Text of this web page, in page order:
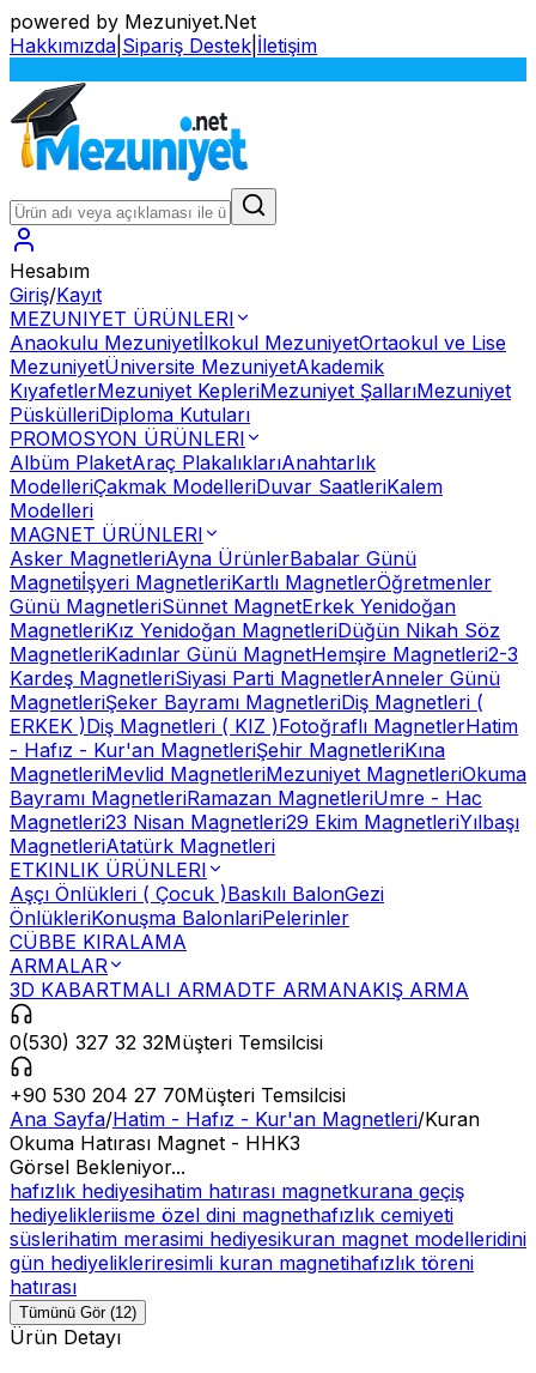
powered by Mezuniyet.Net
Hakkımızda Sipariş Destek İletişim
Hesabım
Giriş/Kayıt
MEZUNIYET ÜRÜNLERI
Anaokulu Mezuniyetİlkokul MezuniyetOrtaokul ve Lise
MezuniyetÜniversite MezuniyetAkademik
KıyafetlerMezuniyet KepleriMezuniyet ŞallarıMezuniyet
PüskülleriDiploma Kutuları
PROMOSYON ÜRÜNLERI
Albüm PlaketAraç PlakalıklarıAnahtarlık
ModelleriÇakmak ModelleriDuvar SaatleriKalem
Modelleri
MAGNET ÜRÜNLERI
Asker MagnetleriAyna ÜrünlerBabalar Günü
Magnetiİşyeri MagnetleriKartlı MagnetlerÖğretmenler
Günü MagnetleriSünnet MagnetErkek Yenidoğan
MagnetleriKız Yenidoğan MagnetleriDüğün Nikah Söz
MagnetleriKadınlar Günü MagnetHemşire Magnetleri2-3
Kardeş MagnetleriSiyasi Parti MagnetlerAnneler Günü
MagnetleriŞeker Bayramı MagnetleriDiş Magnetleri (
ERKEK )Diş Magnetleri ( KIZ )Fotoğraflı MagnetlerHatim
- Hafız - Kur'an MagnetleriŞehir MagnetleriKına
MagnetleriMevlid MagnetleriMezuniyet MagnetleriOkuma
Bayramı MagnetleriRamazan MagnetleriUmre - Hac
Magnetleri23 Nisan Magnetleri29 Ekim MagnetleriYılbaşı
MagnetleriAtatürk Magnetleri
ETKINLIK ÜRÜNLERI
Aşçı Önlükleri ( Çocuk )Baskılı BalonGezi
ÖnlükleriKonuşma BalonlariPelerinler
CÜBBE KIRALAMA
ARMALAR
3D KABARTMALI ARMADTF ARMANAKIŞ ARMA
0(530) 327 32 32Müşteri Temsilcisi
+90 530 204 27 70Müşteri Temsilcisi
Ana Sayfa/Hatim - Hafız - Kur'an Magnetleri/Kuran
Okuma Hatırası Magnet - HHK3
Görsel Bekleniyor...
hafızlık hediyesihatim hatırası magnetkurana geçiş
hediyelikleriisme özel dini magnethafızlık cemiyeti
süslerihatim merasimi hediyesikuran magnet modelleridini
gün hediyelikleriresimli kuran magnetihafızlık töreni
hatırası
Tümünü Gör (12)
Ürün Detayı